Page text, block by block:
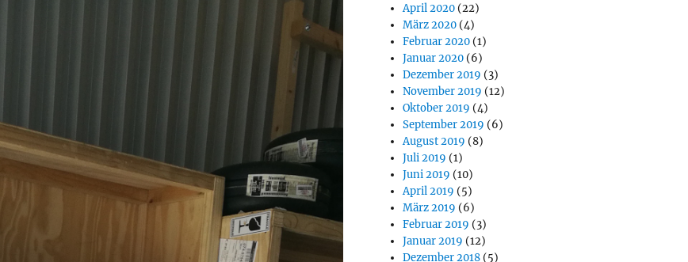
April 2020 (22)
März 2020 (4)
Februar 2020 (1)
Januar 2020 (6)
Dezember 2019 (3)
November 2019 (12)
Oktober 2019 (4)
September 2019 (6)
August 2019 (8)
Juli 2019 (1)
Juni 2019 (10)
April 2019 (5)
März 2019 (6)
Februar 2019 (3)
Januar 2019 (12)
Dezember 2018 (5)